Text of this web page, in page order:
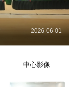
2026-06-01
中心影像